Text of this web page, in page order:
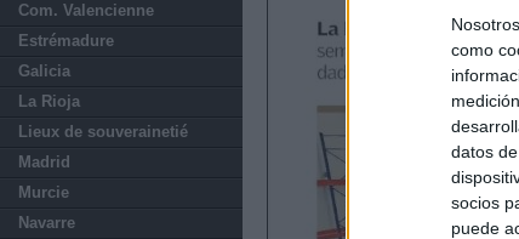
como
datos
socios
puede
Com. Valencienne
Estrémadure
Galicia
La Rioja
Lieux de souverainetié
Madrid
Murcie
Navarre